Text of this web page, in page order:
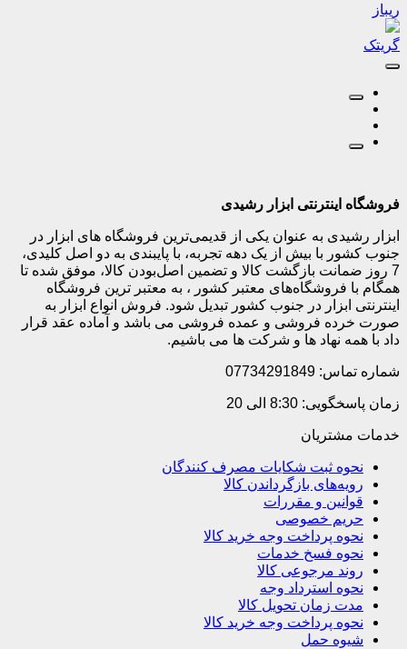
ریباز
گریتک
فروشگاه اینترنتی ابزار رشیدی
ابزار رشیدی به عنوان یکی از قدیمی‌ترین فروشگاه های ابزار در
جنوب کشور با بیش از یک دهه تجربه، با پایبندی به دو اصل کلیدی،
7 روز ضمانت بازگشت کالا و تضمین اصل‌بودن کالا، موفق شده تا
همگام با فروشگاه‌های معتبر کشور ، به معتبر ترین فروشگاه
اینترنتی ابزار در جنوب کشور تبدیل شود. فروش انواع ابزار به
صورت خرده فروشی و عمده فروشی می باشد و آماده عقد قرار
داد با همه نهاد ها و شرکت ها می باشیم.
شماره تماس: 07734291849
زمان پاسخگویی: 8:30 الی 20
خدمات مشتریان
نحوه ثبت شکایات مصرف کنندگان
رویه‌های بازگرداندن کالا
قوانین و مقررات
حریم خصوصی
نحوه پرداخت وجه خرید کالا
نحوه فسخ خدمات
روند مرجوعی کالا
نحوه استرداد وجه
مدت زمان تحویل کالا
نحوه پرداخت وجه خرید کالا
شیوه حمل